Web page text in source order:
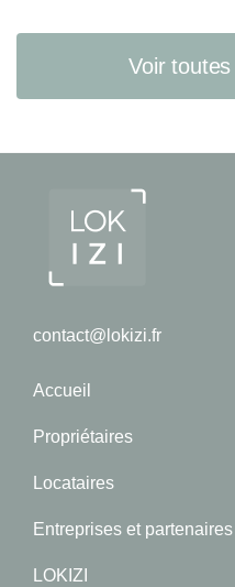
Voir
contact@lokizi.fr
Accueil
Propriétaires
Locataires
Entreprises et partenaires
LOKIZI